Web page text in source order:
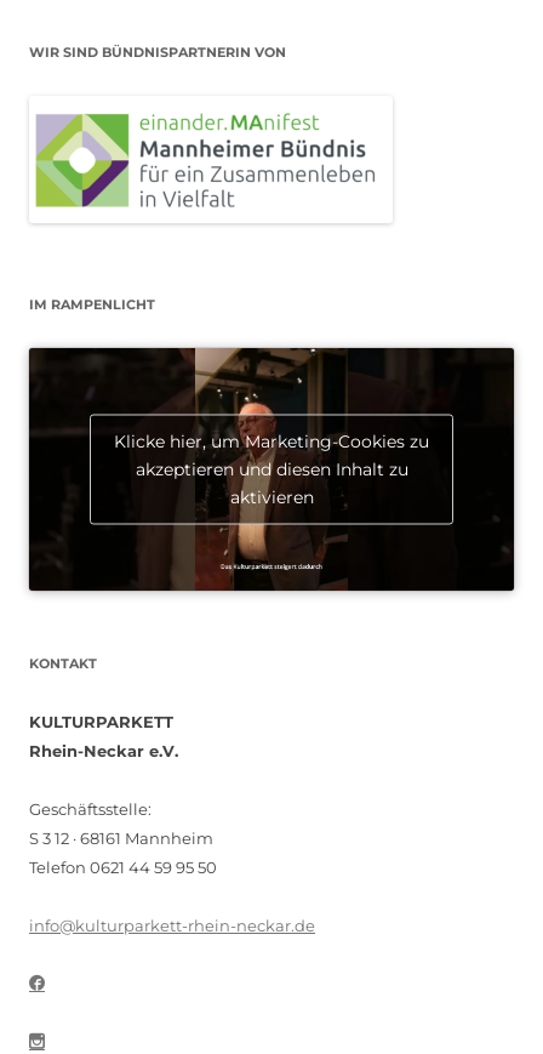
WIR SIND BÜNDNISPARTNERIN VON
IM RAMPENLICHT
Klicke hier, um Marketing-Cookies zu
akzeptieren und diesen Inhalt zu
aktivieren
KONTAKT
KULTURPARKETT
Rhein-Neckar e.V.
Geschäftsstelle:
S 3 12 · 68161 Mannheim
Telefon 0621 44 59 95 50
info@kulturparkett-rhein-neckar.de